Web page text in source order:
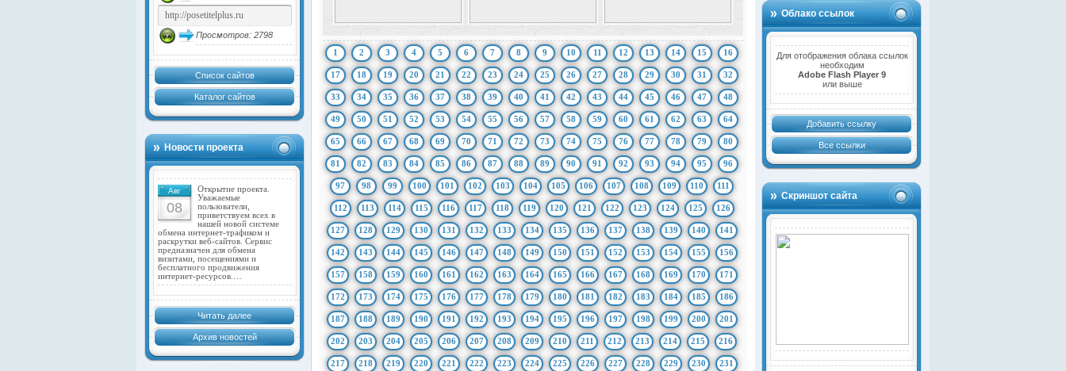
Просмотров: 2798
Список сайтов
Каталог сайтов
Новости проекта
Авг
08
Открытие проекта.
Уважаемые
пользователи,
приветствуем всех в
нашей новой системе
обмена интернет-трафиком и
раскрутки веб-сайтов. Сервис
предназначен для обмена
визитами, посещениями и
бесплатного продвижения
интернет-ресурсов.…
Читать далее
Архив новостей
Облако ссылок
Для отображения облака ссылок
необходим
Adobe Flash Player 9
или выше
Добавить ссылку
Все ссылки
Скриншот сайта
1 2 3 4 5 6 7 8 9 10 11 12 13 14 15 16
17 18 19 20 21 22 23 24 25 26 27 28 29 30 31 32
33 34 35 36 37 38 39 40 41 42 43 44 45 46 47 48
49 50 51 52 53 54 55 56 57 58 59 60 61 62 63 64
65 66 67 68 69 70 71 72 73 74 75 76 77 78 79 80
81 82 83 84 85 86 87 88 89 90 91 92 93 94 95 96
97 98 99 100 101 102 103 104 105 106 107 108 109 110 111
112 113 114 115 116 117 118 119 120 121 122 123 124 125 126
127 128 129 130 131 132 133 134 135 136 137 138 139 140 141
142 143 144 145 146 147 148 149 150 151 152 153 154 155 156
157 158 159 160 161 162 163 164 165 166 167 168 169 170 171
172 173 174 175 176 177 178 179 180 181 182 183 184 185 186
187 188 189 190 191 192 193 194 195 196 197 198 199 200 201
202 203 204 205 206 207 208 209 210 211 212 213 214 215 216
217 218 219 220 221 222 223 224 225 226 227 228 229 230 231